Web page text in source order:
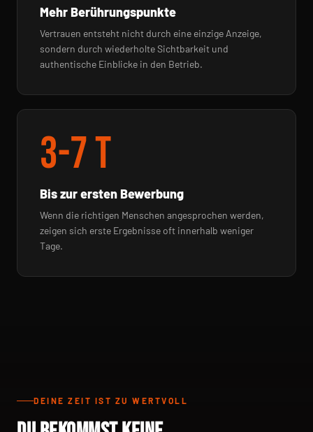
Mehr Berührungspunkte
Vertrauen entsteht nicht durch eine einzige Anzeige,
sondern durch wiederholte Sichtbarkeit und
authentische Einblicke in den Betrieb.
3-7 T
Bis zur ersten Bewerbung
Wenn die richtigen Menschen angesprochen werden,
zeigen sich erste Ergebnisse oft innerhalb weniger
Tage.
DEINE ZEIT IST ZU WERTVOLL